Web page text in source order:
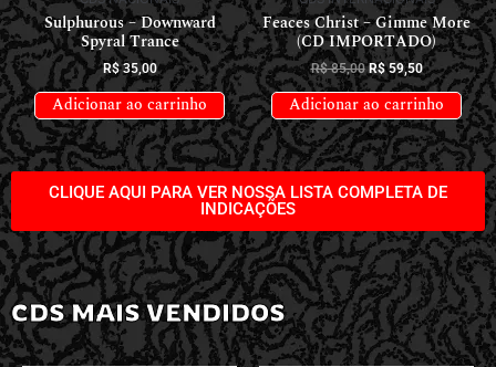
Sulphurous – Downward
Spyral Trance
R$35,00
Adicionar ao carrinho
Feaces Christ – Gimme More
(CD IMPORTADO)
R$85,00 R$59,50
Adicionar ao carrinho
CLIQUE AQUI PARA VER NOSSA LISTA COMPLETA DE
INDICAÇÕES
CDS MAIS VENDIDOS